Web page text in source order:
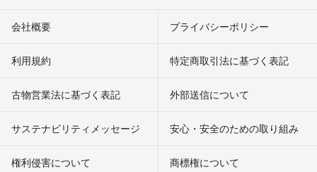
会社概要 プライバシーポリシー
利用規約 特定商取引法に基づく表記
古物営業法に基づく表記 外部送信について
サステナビリティメッセージ 安心・安全のための取り組み
権利侵害について
商標権について